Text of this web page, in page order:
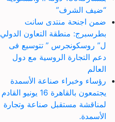
“ضيف الشرف”
ضمن اجنحة منتدى سانت
بطرسبرج: منطقة التعاون الدولي
ل” روسكونجرس ” تتوسيع فى
دعم التجارة الروسية مع دول
العالم
رؤساء وخبراء صناعة الأسمدة
يجتمعون بالقاهرة 16 يونيو القادم
لمناقشة مستقبل صناعة وتجارة
الأسمدة.